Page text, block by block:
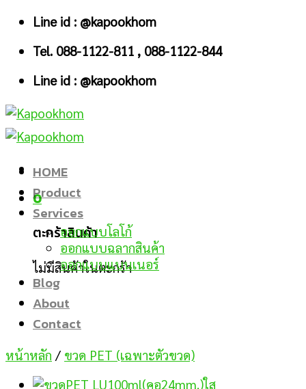
Skip
content
Line id : @kapookhom
Tel. 088-1122-811 , 088-1122-844
Line id : @kapookhom
0
ตะกร้าสินค้า
ไม่มีสินค้าในตะกร้า
HOME
Product
Services
ออกแบบโลโก้
ออกแบบฉลากสินค้า
ออกแบบแบนเนอร์
Blog
About
Contact
หน้าหลัก / ขวด PET (เฉพาะตัวขวด)